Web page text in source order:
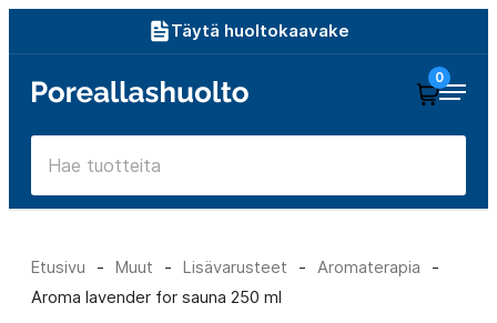
sisältöön
Täytä huoltokaavake
Poreallashuolto
0
Etusivu - Muut - Lisävarusteet - Aromaterapia
-
Aroma lavender for sauna 250 ml